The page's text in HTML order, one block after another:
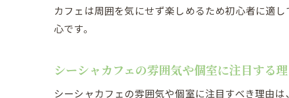
カフェは周囲を気にせず楽しめるため初心者に適
心です。
シーシャカフェの雰囲気や個室に注目する
シーシャカフェの雰囲気や個室に注目すべき理由